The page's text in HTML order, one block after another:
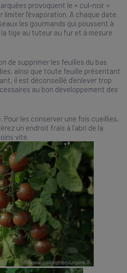
provoquent le « cul-noir »
limiter l’évaporation. A chaque date
les gourmands qui poussent à
tige au tuteur au fur et à mesure
de supprimer les feuilles du bas
ainsi que toute feuille présentant
il est déconseillé d’enlever trop
au bon développement des
Pour les conserver une fois cueillies,
un endroit frais à l’abri de la
vite.